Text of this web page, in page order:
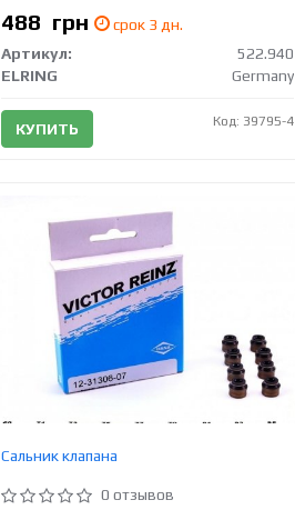
488 грн
срок 3 дн.
Артикул:
522.940
ELRING
Germany
КУПИТЬ Код: 39795-4
Сальник клапана
0 отзывов